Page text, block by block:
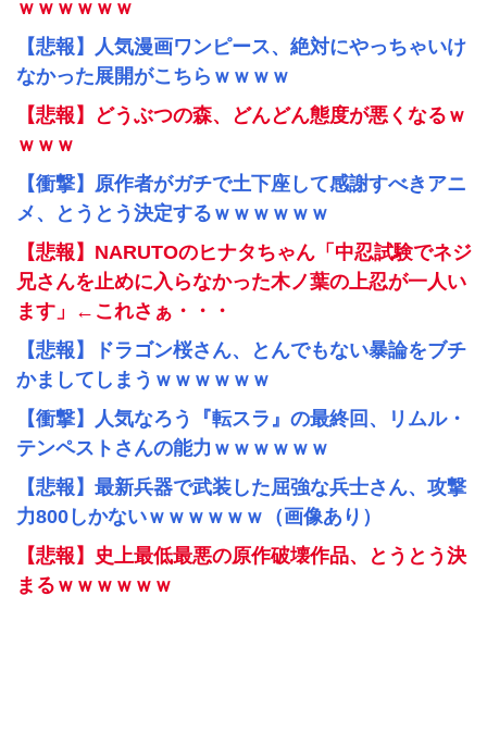
ｗｗｗｗｗｗ
【悲報】人気漫画ワンピース、絶対にやっちゃいけ
なかった展開がこちらｗｗｗｗ
【悲報】どうぶつの森、どんどん態度が悪くなるｗ
ｗｗｗ
【衝撃】原作者がガチで土下座して感謝すべきアニ
メ、とうとう決定するｗｗｗｗｗｗ
【悲報】NARUTOのヒナタちゃん「中忍試験でネジ
兄さんを止めに入らなかった木ノ葉の上忍が一人い
ます」←これさぁ・・・
【悲報】ドラゴン桜さん、とんでもない暴論をブチ
かましてしまうｗｗｗｗｗｗ
【衝撃】人気なろう『転スラ』の最終回、リムル・
テンペストさんの能力ｗｗｗｗｗｗ
【悲報】最新兵器で武装した屈強な兵士さん、攻撃
力800しかないｗｗｗｗｗｗ（画像あり）
【悲報】史上最低最悪の原作破壊作品、とうとう決
まるｗｗｗｗｗｗ